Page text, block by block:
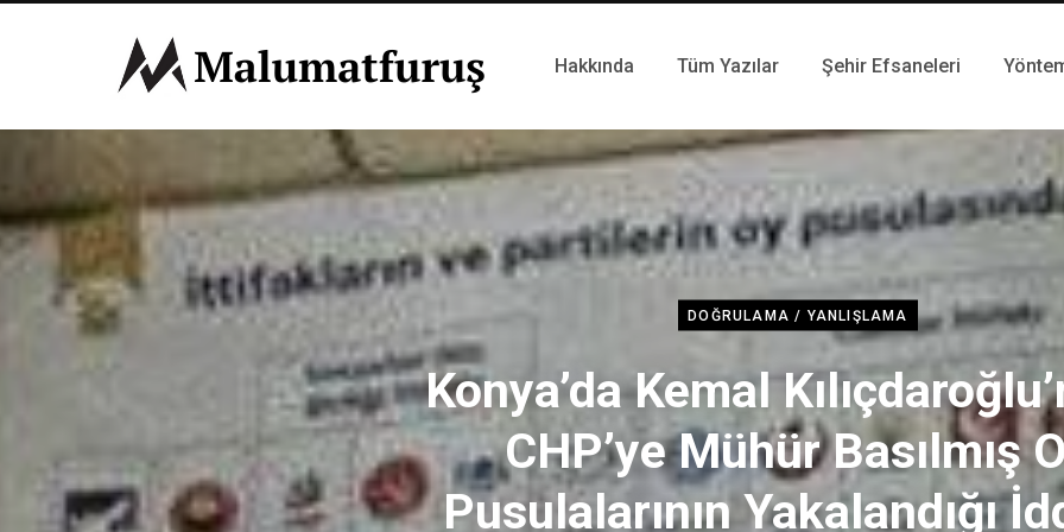
Hakkında Tüm Yazılar Şehir Efsaneleri
DOĞRULAMA / YANLIŞLAMA
Konya’da Kemal
CHP’ye Mühür Basılmış
Pusulalarının Yakalandığı